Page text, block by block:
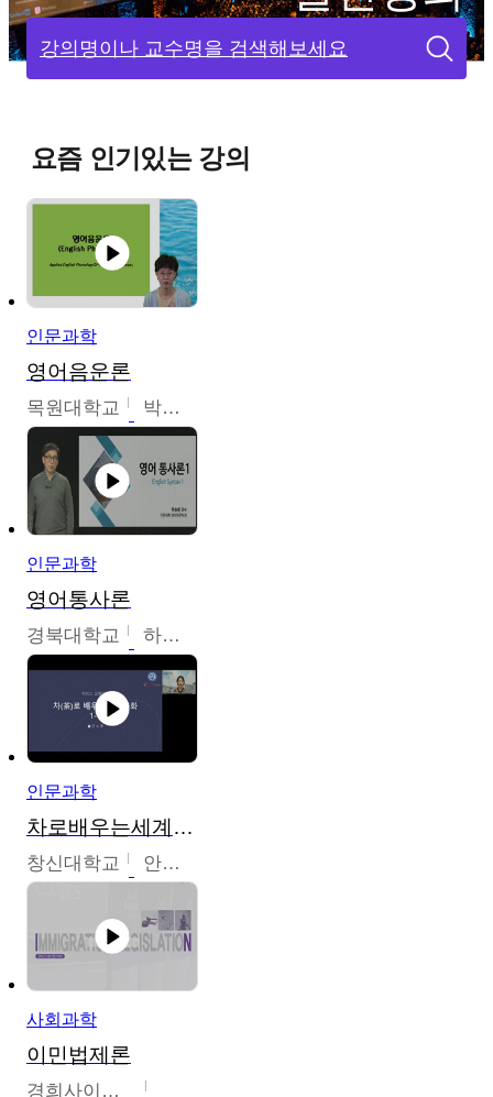
강의명이나 교수명을 검색해보세요
요즘 인기있는 강의
인문과학
영어음운론
목원대학교 박미숙
인문과학
영어통사론
경북대학교 하승완
인문과학
차로배우는세계문화
창신대학교 안소영
사회과학
이민법제론
경희사이버대학교